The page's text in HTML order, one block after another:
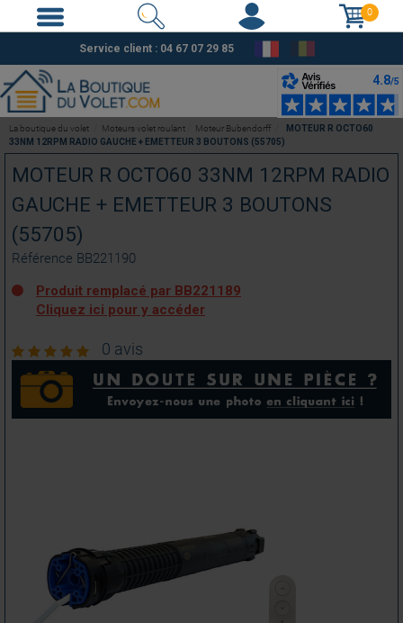
0
Service client : 04 67 07 29 85
MOTEUR R OCTO60 33NM 12RPM RADIO
GAUCHE + EMETTEUR 3 BOUTONS
(55705)
Référence BB221190
Produit remplacé par BB221189
Cliquez ici pour y accéder
0 avis
La boutique du volet Moteurs volet roulant Moteur Bubendorff
MOTEUR R OCTO60
33NM 12RPM RADIO GAUCHE + EMETTEUR 3 BOUTONS (55705)